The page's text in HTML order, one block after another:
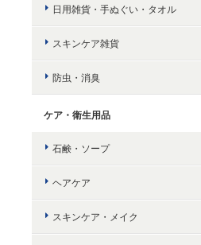
日用雑貨・手ぬぐい・タオル
スキンケア雑貨
防虫・消臭
ケア・衛生用品
石鹸・ソープ
ヘアケア
スキンケア・メイク